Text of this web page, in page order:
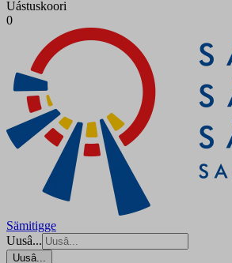
Uástuskoori
0
Sämitigge
Uusâ...
Uusâ...